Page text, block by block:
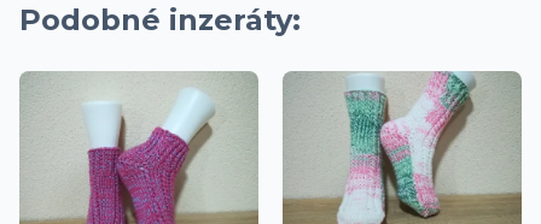
Podobné inzeráty: